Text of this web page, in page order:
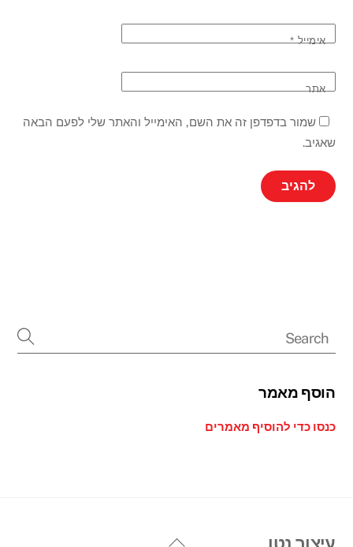
אימייל*
אתר
שמור בדפדפן זה את השם, האימייל והאתר שלי לפעם הבאה
שאגיב.
הוסף מאמר
כנסו כדי להוסיף מאמרים
Back